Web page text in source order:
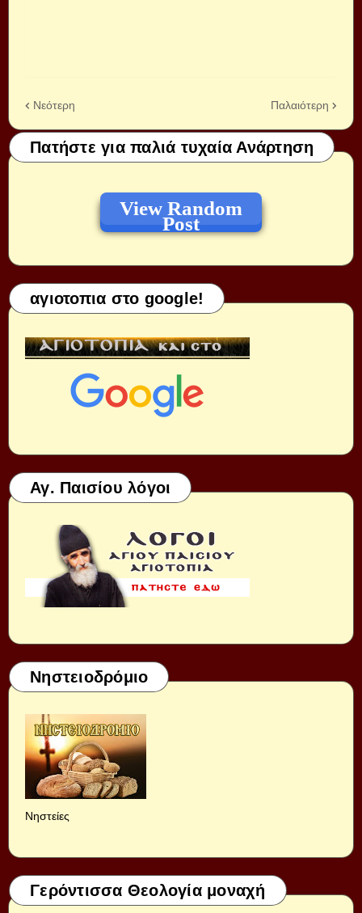
Νεότερη Παλαιότερη
Πατήστε για παλιά τυχαία Ανάρτηση
View Random
Post
αγιοτοπια στο google!
Αγ. Παισίου λόγοι
Νηστειοδρόμιο
Νηστείες
Γερόντισσα Θεολογία μοναχή